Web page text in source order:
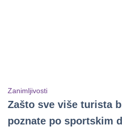
Zanimljivosti
Zašto sve više turista
poznate po sportskim